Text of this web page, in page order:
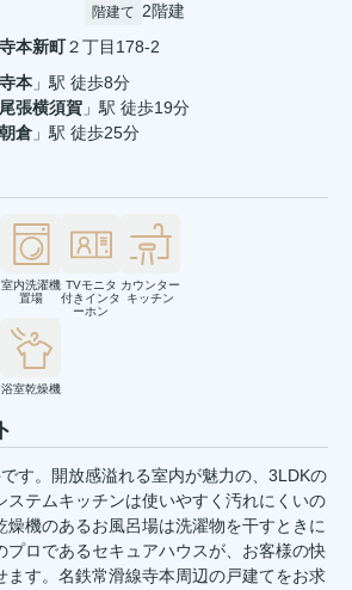
階建て 2階建
寺本新町２丁目178‐2
寺本 」駅 徒歩8分
尾張横須賀 」駅 徒歩19分
朝倉 」駅 徒歩25分
室内洗濯機
置場
TVモニタ
付きインタ
ーホン
カウンター
キッチン
浴室乾燥機
す。開放感溢れる室内が魅力の、3LDKの
ステムキッチンは使いやすく汚れにくいの
燥機のあるお風呂場は洗濯物を干すときに
プロであるセキュアハウスが、お客様の快
ます。名鉄常滑線寺本周辺の戸建てをお求